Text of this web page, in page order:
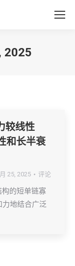
2025
较线性
和长半衰
25, 2025 评论
的短单链寡
地结合广泛